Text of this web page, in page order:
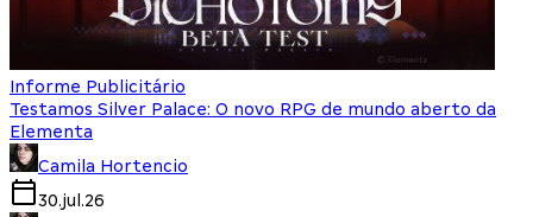
Informe Publicitário
Testamos Silver Palace: O novo RPG de mundo aberto da
Elementa
Camila Hortencio
30.jul.26